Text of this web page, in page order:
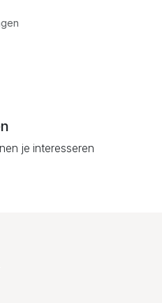
je interesseren